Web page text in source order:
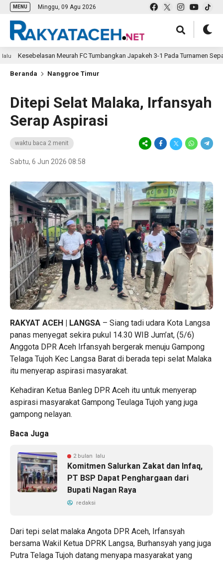
MENU Minggu, 09 Agu 2026
Meurah FC Tumbangkan Japakeh 3-1 Pada Turnamen Sepak
Beranda Nanggroe Timur
Ditepi Selat Malaka, Irfansyah
Serap Aspirasi
waktu baca 2 menit
Sabtu, 6 Jun 2026 08:58
RAKYAT ACEH | LANGSA – Siang tadi udara Kota Langsa
panas menyegat sekira pukul 14.30 WIB Jum’at, (5/6)
Anggota DPR Aceh Irfansyah bergerak menuju Gampong
Telaga Tujoh Kec Langsa Barat di berada tepi selat Malaka
itu menyerap aspirasi masyarakat.
Kehadiran Ketua Banleg DPR Aceh itu untuk menyerap
aspirasi masyarakat Gampong Teulaga Tujoh yang juga
gampong nelayan.
Baca Juga
2 bulan lalu
Komitmen Salurkan Zakat dan Infaq,
PT BSP Dapat Penghargaan dari
Bupati Nagan Raya
redaksi
Dari tepi selat malaka Angota DPR Aceh, Irfansyah
bersama Wakil Ketua DPRK Langsa, Burhansyah yang juga
Putra Telaga Tujoh datang menyapa masyarakat yang